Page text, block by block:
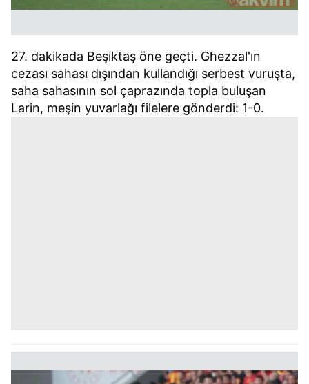
6698 sayılı Kişisel Verilerin Korunması Kanunu uyarınca
hazırlanmış Aydınlatma Metnimizi okumak ve sitemizde
ilgili mevzuata uygun olarak kullanılan çerezlerle ilgili bilgi
almak için lütfen
tıklayınız .
27. dakikada Beşiktaş öne geçti. Ghezzal'ın
cezası sahası dışından kullandığı serbest vuruşta,
saha sahasının sol çaprazında topla buluşan
Larin, meşin yuvarlağı filelere gönderdi: 1-0.